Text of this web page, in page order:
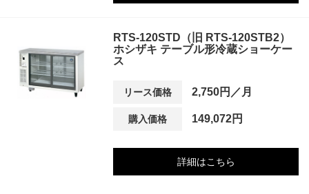
RTS-120STD（旧 RTS-120STB2）
ホシザキ テーブル形冷蔵ショーケー
ス
リース価格 2,750円／月
購入価格 149,072円
詳細はこちら